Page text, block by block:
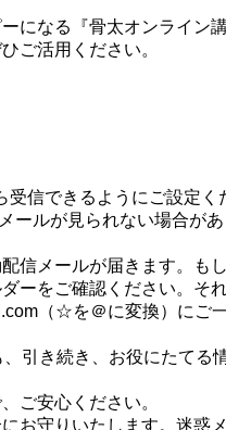
になる『骨太オンライン
ご活用ください。
信できるようにご設定く
ールが見られない場合が
信メールが届きます。も
ーをご確認ください。そ
（☆を＠に変換）にご
引き続き、お役にたてる
ご安心ください。
お守りいたします。迷惑